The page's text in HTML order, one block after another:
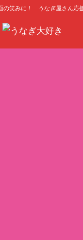
の笑みに！ うなぎ屋さん応